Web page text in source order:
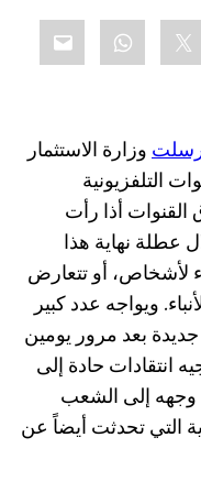
وزارة الاستثمار
التلفزيونية
القنوات أذا رأت
عطلة نهاية هذا
لأشخاص، أو تتعارض
ويواجه عدد كبير
بعد مرور يومين
انتقادات حادة إلى
وجهه إلى الشعب
التي تحدثت أيضاً عن